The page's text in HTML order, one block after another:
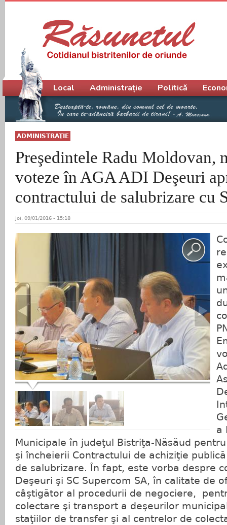
ADMINISTRAŢIE
Preşedintele Radu Moldovan,
voteze în AGA ADI Deşeuri
contractului de salubrizare cu
Joi, 09/01/2016 - 15:18
a
Municipale în judeţul Bistriţa-Năsăud
şi încheierii Contractului de achiziţie
de salubrizare. În fapt, este vorba despre
Deşeuri şi SC Supercom SA, în calitate de
câştigător al procedurii de negociere,
colectare şi transport a deşeurilor
staţiilor de transfer şi al centrelor de
Meniu principal
Local Administrație Politică